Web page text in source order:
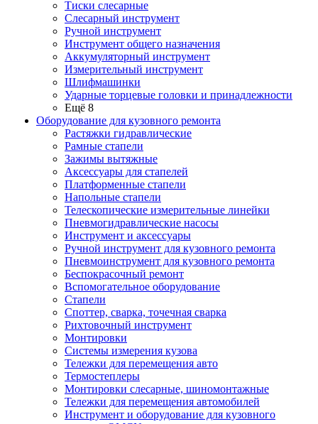
Тиски слесарные
Слесарный инструмент
Ручной инструмент
Инструмент общего назначения
Аккумуляторный инструмент
Измерительный инструмент
Шлифмашинки
Ударные торцевые головки и принадлежности
Ещё 8
Оборудование для кузовного ремонта
Растяжки гидравлические
Рамные стапели
Зажимы вытяжные
Аксессуары для стапелей
Платформенные стапели
Напольные стапели
Телескопические измерительные линейки
Пневмогидравлические насосы
Инструмент и аксессуары
Ручной инструмент для кузовного ремонта
Пневмоинструмент для кузовного ремонта
Беспокрасочный ремонт
Вспомогательное оборудование
Стапели
Споттер, сварка, точечная сварка
Рихтовочный инструмент
Монтировки
Системы измерения кузова
Тележки для перемещения авто
Термостеплеры
Монтировки слесарные, шиномонтажные
Тележки для перемещения автомобилей
Инструмент и оборудование для кузовного